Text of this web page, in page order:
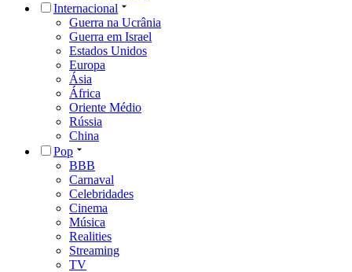
Internacional
Guerra na Ucrânia
Guerra em Israel
Estados Unidos
Europa
Ásia
África
Oriente Médio
Rússia
China
Pop
BBB
Carnaval
Celebridades
Cinema
Música
Realities
Streaming
TV